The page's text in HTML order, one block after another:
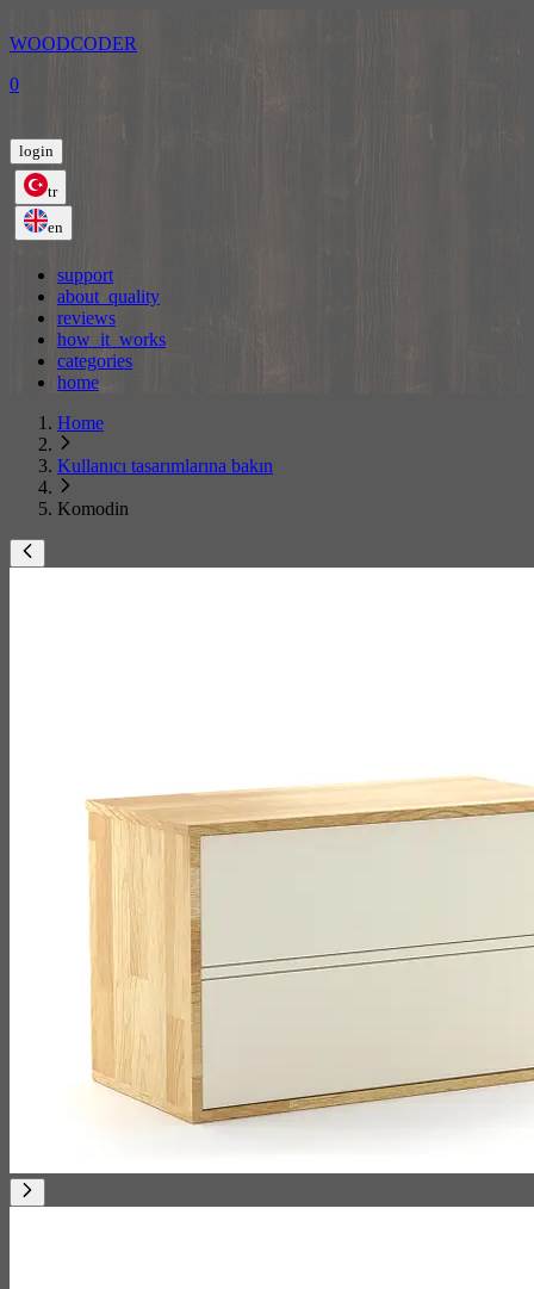
WOODCODER
0
login
tr
en
support
about_quality
reviews
how_it_works
categories
home
Home
Kullanıcı tasarımlarına bakın
Komodin